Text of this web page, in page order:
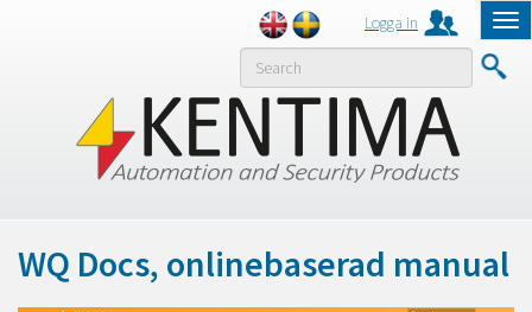
Logga in
MENY
WQ Docs, onlinebaserad manual